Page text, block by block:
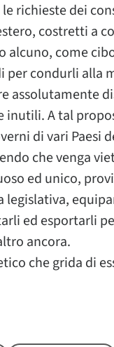
richieste dei
costretti a
alcuno, come
per condurli alla
assolutamente
inutili. A tal
di vari Paesi
che venga
ed unico,
ed esportarli
ancora.
che grida di